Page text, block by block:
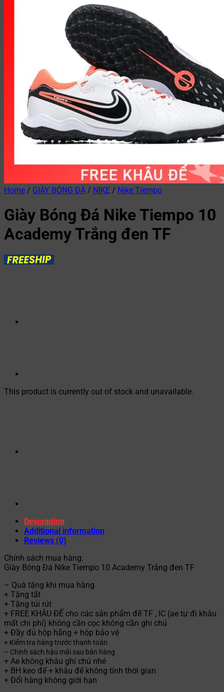
Home / GIÀY BÓNG ĐÁ / NIKE / Nike Tiempo
Giày Bóng Đá Nike Tiempo 10
Academy Trắng đen TF
This product is currently out of stock and unavailable.
Description
Additional information
Reviews (0)
Chính sách mua hàng:
Giày Bóng Đá Nike Tiempo 10 Academy Trắng đen TF
– Quà tặng khi mua hàng
+ Tặng tất
+ Tặng túi rút
+ FREE KHÂU ĐẾ cho các sản phẩm đế TF , IC (ae tự đi khâu
mất chi phí) không cần cọc không cần ghi chú
+ Đầy đủ hộp hãng + hộp bảo vệ
+ Kiểm tra hàng trước thanh toán
– Chính sách hậu mãi sau bán hàng
+ Ae không khâu ghi chú nhé
+ BH keo đế + khâu đế không tính thời gian
+ Đổi hàng không giới hạn